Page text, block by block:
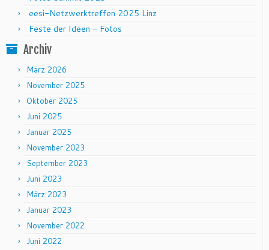
eesi-Netzwerktreffen 2025 Linz
Feste der Ideen – Fotos
Archiv
März 2026
November 2025
Oktober 2025
Juni 2025
Januar 2025
November 2023
September 2023
Juni 2023
März 2023
Januar 2023
November 2022
Juni 2022